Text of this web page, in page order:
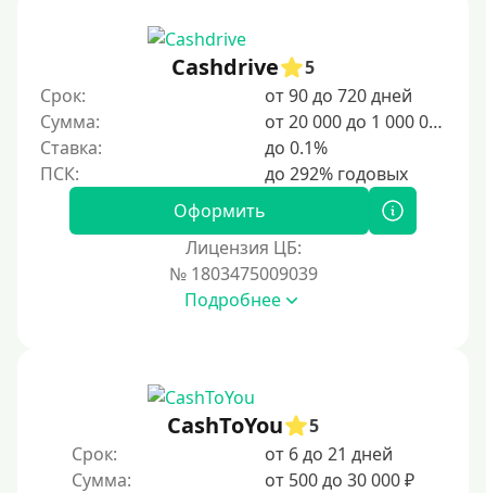
150000 руб
200000 руб
250000 руб
Карты банков и платежные системы
Мастеркард
Cashdrive
5
Срок:
от 90 до 720 дней
Сумма:
от 20 000 до 1 000 000 ₽
Ставка:
до 0.1%
Оформить
Лицензия ЦБ:
№ 1803475009039
Подробнее
CashToYou
5
Срок:
от 6 до 21 дней
Сумма:
от 500 до 30 000 ₽